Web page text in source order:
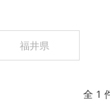
福井県
全 1